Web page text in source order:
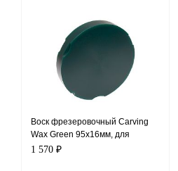
Воск фрезеровочный Carving
Wax Green 95х16мм, для
Zirkonzahn CAM/CAM
1 570 ₽